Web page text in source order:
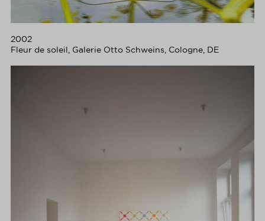
2002
Fleur de soleil, Galerie Otto Schweins, Cologne, DE